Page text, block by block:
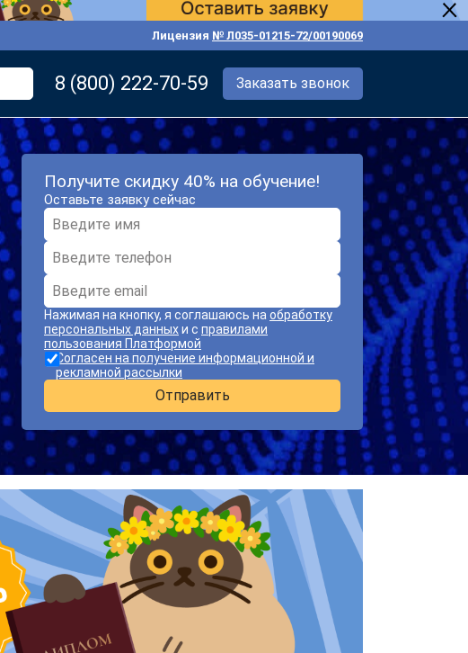
Лицензия № Л035-01215-72/00190069
8 (800) 222-70-59 Заказать звонок
Получите скидку 40% на обучение!
Оставьте заявку сейчас
Нажимая на кнопку, я соглашаюсь на обработку
персональных данныхи с правилами
пользования Платформой
Согласен на получение информационной и
рекламной рассылки
Отправить